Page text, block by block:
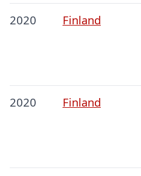
2020 Finland
2020 Finland